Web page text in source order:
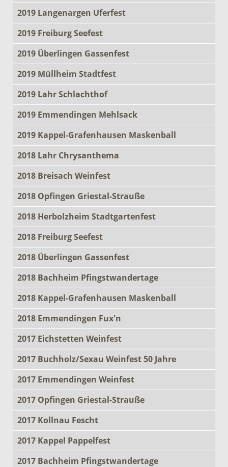
2019 Langenargen Uferfest
2019 Freiburg Seefest
2019 Überlingen Gassenfest
2019 Müllheim Stadtfest
2019 Lahr Schlachthof
2019 Emmendingen Mehlsack
2019 Kappel-Grafenhausen Maskenball
2018 Lahr Chrysanthema
2018 Breisach Weinfest
2018 Opfingen Griestal-Strauße
2018 Herbolzheim Stadtgartenfest
2018 Freiburg Seefest
2018 Überlingen Gassenfest
2018 Bachheim Pfingstwandertage
2018 Kappel-Grafenhausen Maskenball
2018 Emmendingen Fux'n
2017 Eichstetten Weinfest
2017 Buchholz/Sexau Weinfest 50 Jahre
2017 Emmendingen Weinfest
2017 Opfingen Griestal-Strauße
2017 Kollnau Fescht
2017 Kappel Pappelfest
2017 Bachheim Pfingstwandertage